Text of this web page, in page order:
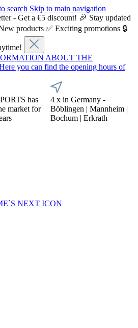
search Skip to main navigation
- Get a €5 discount! 🎉 Stay updated
products ✅ Exciting promotions 🔒
ABOUT THE
you can find the opening hours of
has
market for
4 x in Germany -
Böblingen | Mannheim |
Bochum | Erkrath
NEXT ICON